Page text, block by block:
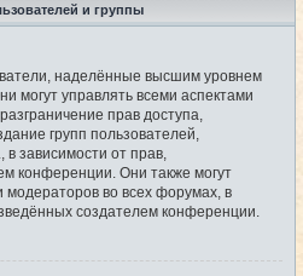
и группы
наделённые высшим уровнем
могут управлять всеми аспектами
прав доступа,
групп пользователей,
зависимости от прав,
конференции. Они также могут
во всех форумах, в
создателем конференции.